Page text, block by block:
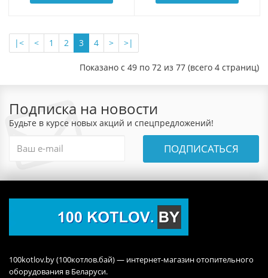
|< < 1 2 3 4 > >|
Показано с 49 по 72 из 77 (всего 4 страниц)
Подписка на новости
Будьте в курсе новых акций и спецпредложений!
ПОДПИСАТЬСЯ
100kotlov.by (100котлов.бай) — интернет-магазин отопительного
оборудования в Беларуси.